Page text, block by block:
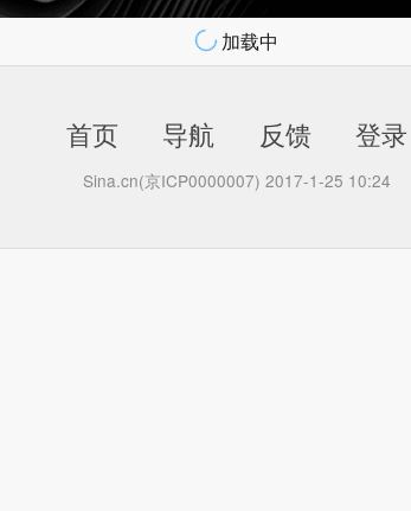
加载中
首页 导航 反馈 登录
Sina.cn(京ICP0000007) 2017-1-25 10:24